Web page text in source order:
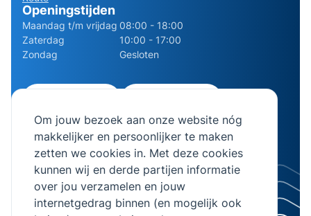
Om jouw bezoek aan onze website nóg
makkelijker en persoonlijker te maken
zetten we cookies in. Met deze cookies
kunnen wij en derde partijen informatie
over jou verzamelen en jouw
internetgedrag binnen (en mogelijk ook
Openingstijden
Maandag t/m vrijdag 08:00 - 18:00
Zaterdag
10:00 - 17:00
Zondag
Gesloten
info@bierman.eu